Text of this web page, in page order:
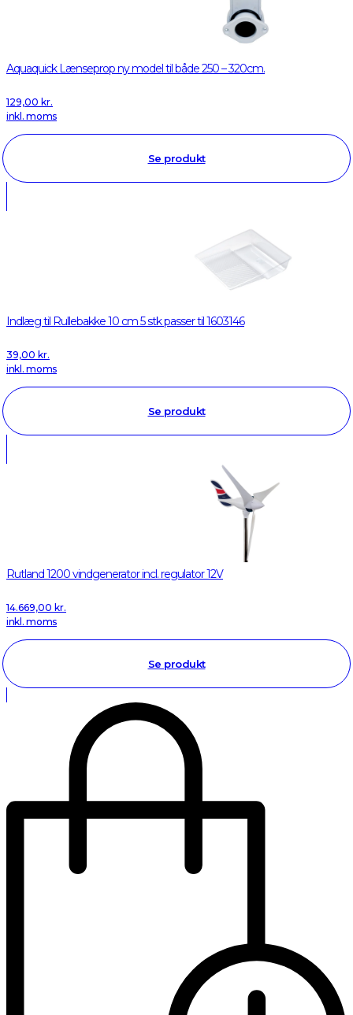
Aquaquick Lænseprop ny model til både 250 – 320cm.
129,00 kr.
inkl. moms
Se produkt
Indlæg til Rullebakke 10 cm 5 stk passer til 1603146
39,00 kr.
inkl. moms
Se produkt
Rutland 1200 vindgenerator incl. regulator 12V
14.669,00 kr.
inkl. moms
Se produkt